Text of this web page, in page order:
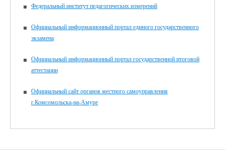
Федеральный институт педагогических измерений
Официальный информационный портал единого государственного
экзамена
Официальный информационный портал государственной итоговой
аттестации
Официальный сайт органов местного самоуправления
г.Комсомольска-на-Амуре